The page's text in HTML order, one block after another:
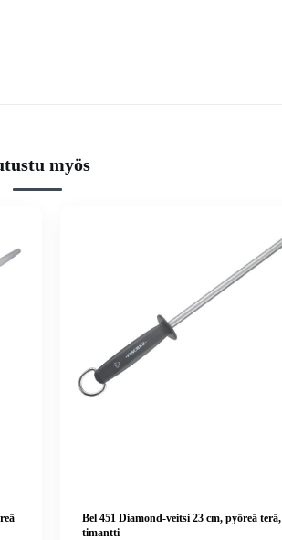
myös
Bel 451 Diamond-veitsi 23 cm, pyöreä terä,
timantti